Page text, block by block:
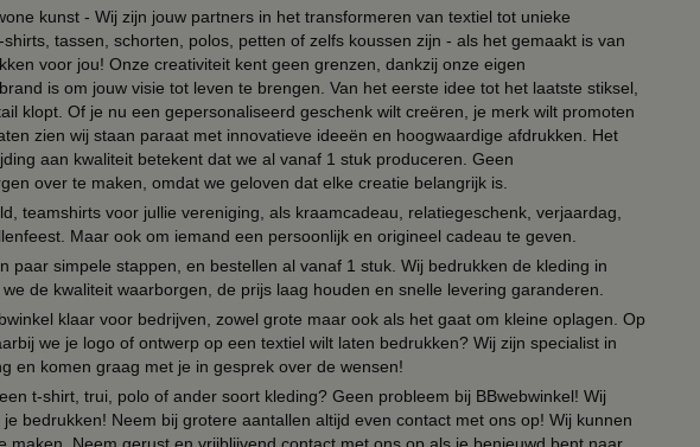
kunst - Wij zijn jouw partners in het transformeren van textiel tot unieke
tassen, schorten, polos, petten of zelfs koussen zijn - als het gemaakt is van
voor jou! Onze creativiteit kent geen grenzen, dankzij onze eigen
is om jouw visie tot leven te brengen. Van het eerste idee tot het laatste stiksel,
klopt. Of je nu een gepersonaliseerd geschenk wilt creëren, je merk wilt promoten
zien wij staan paraat met innovatieve ideeën en hoogwaardige afdrukken. Het
aan kwaliteit betekent dat we al vanaf 1 stuk produceren. Geen
over te maken, omdat we geloven dat elke creatie belangrijk is.
teamshirts voor jullie vereniging, als kraamcadeau, relatiegeschenk, verjaardag,
Maar ook om iemand een persoonlijk en origineel cadeau te geven.
paar simpele stappen, en bestellen al vanaf 1 stuk. Wij bedrukken de kleding in
de kwaliteit waarborgen, de prijs laag houden en snelle levering garanderen.
klaar voor bedrijven, zowel grote maar ook als het gaat om kleine oplagen. Op
we je logo of ontwerp op een textiel wilt laten bedrukken? Wij zijn specialist in
en komen graag met je in gesprek over de wensen!
t-shirt, trui, polo of ander soort kleding? Geen probleem bij BBwebwinkel! Wij
bedrukken! Neem bij grotere aantallen altijd even contact met ons op! Wij kunnen